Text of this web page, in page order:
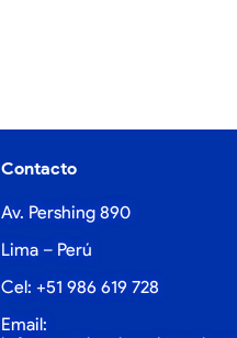
Contacto
Av. Pershing 890
Lima – Perú
Cel: +51 986 619 728
Email: